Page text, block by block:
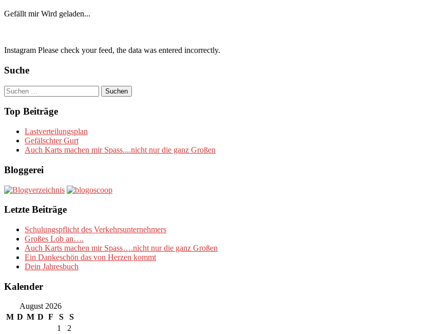
Gefällt mir Wird geladen...
Instagram Please check your feed, the data was entered incorrectly.
Suche
Suchen
nach:
Top Beiträge
Lastverteilungsplan
Gefälschter Gurt
Auch Karts machen mir Spass....nicht nur die ganz Großen
Bloggerei
Letzte Beiträge
Schulungspflicht des Verkehrsunternehmers
Großes Lob an….
Auch Karts machen mir Spass….nicht nur die ganz Großen
Ein Dankeschön das von Herzen kommt
Dein Jahresbuch
Kalender
August 2026
M D M D F S
S
1
2